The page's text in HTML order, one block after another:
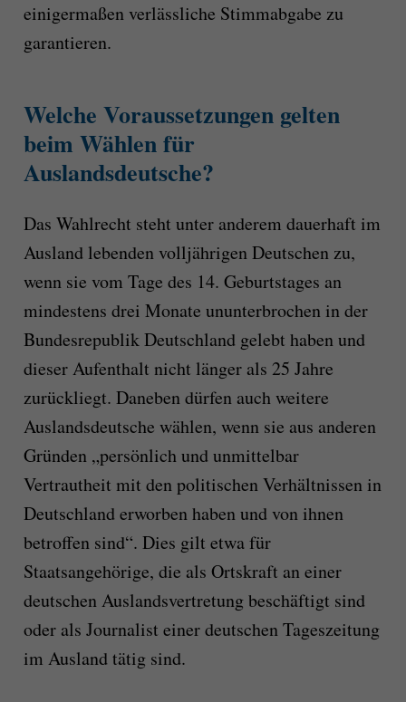
einigermaßen verlässliche Stimmabgabe zu
garantieren.
Welche Voraussetzungen gelten
beim Wählen für
Auslandsdeutsche?
Das Wahlrecht steht unter anderem dauerhaft im
Ausland lebenden volljährigen Deutschen zu,
wenn sie vom Tage des 14. Geburtstages an
mindestens drei Monate ununterbrochen in der
Bundesrepublik Deutschland gelebt haben und
dieser Aufenthalt nicht länger als 25 Jahre
zurückliegt. Daneben dürfen auch weitere
Auslandsdeutsche wählen, wenn sie aus anderen
Gründen „persönlich und unmittelbar
Vertrautheit mit den politischen Verhältnissen in
Deutschland erworben haben und von ihnen
betroffen sind“. Dies gilt etwa für
Staatsangehörige, die als Ortskraft an einer
deutschen Auslandsvertretung beschäftigt sind
oder als Journalist einer deutschen Tageszeitung
im Ausland tätig sind.